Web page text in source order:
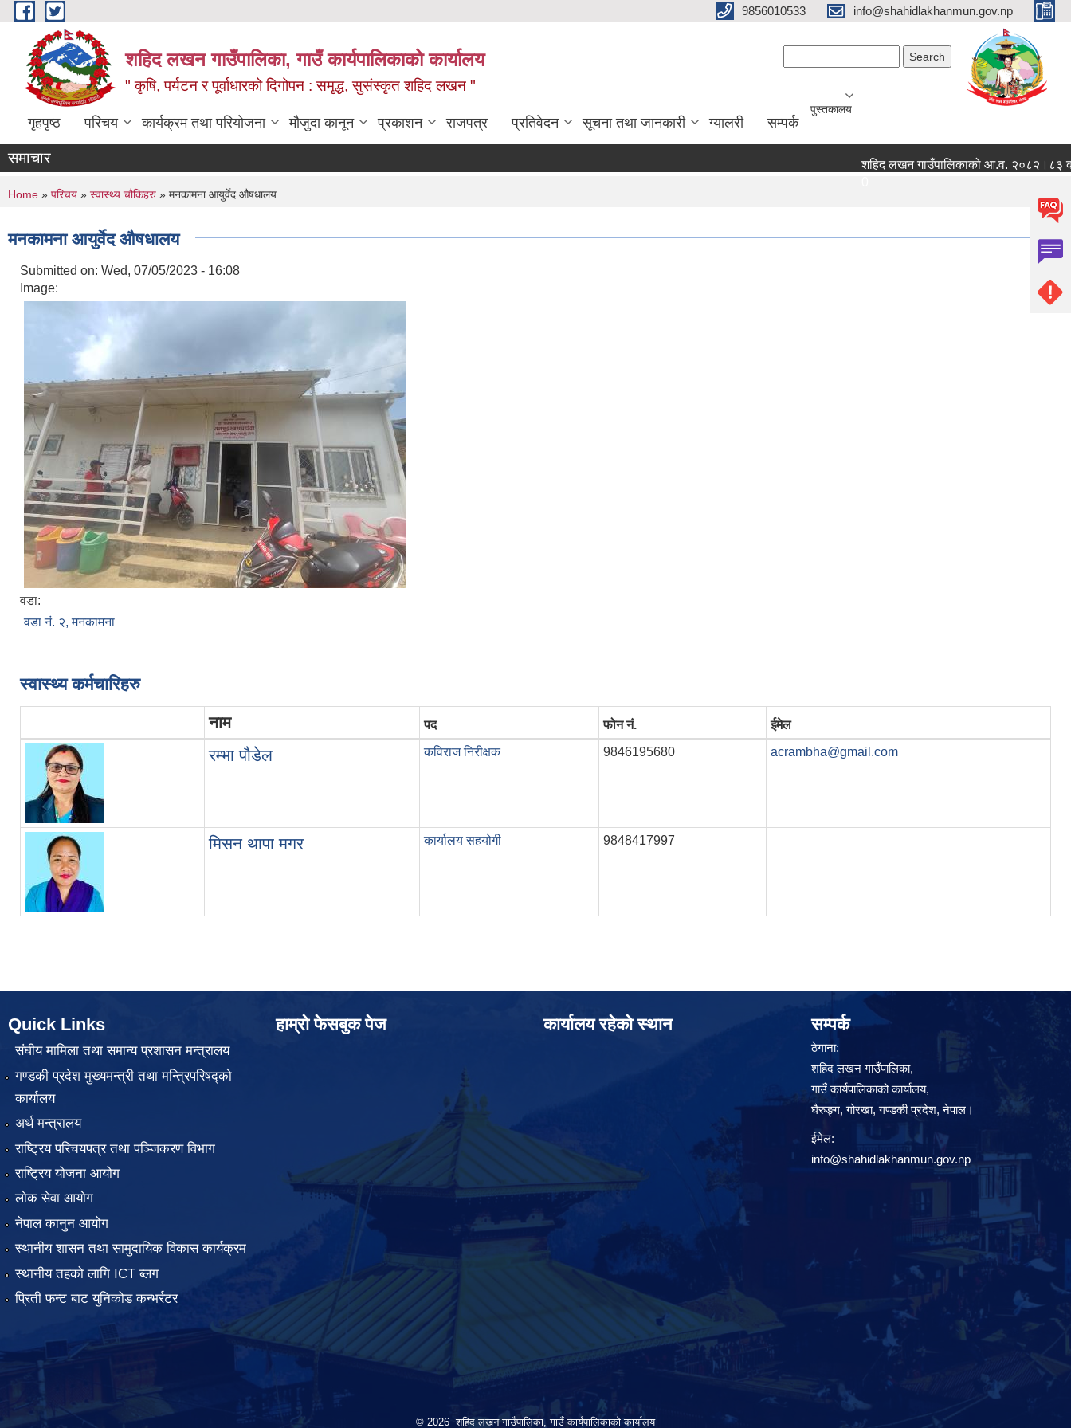
Skip to main content 9856010533 info@shahidlakhanmun.gov.np
शहिद लखन गाउँपालिका, गाउँ कार्यपालिकाको कार्यालय
" कृषि, पर्यटन र पूर्वाधारको दिगोपन : समृद्ध, सुसंस्कृत शहिद लखन "
गृहपृष्ठ परिचय कार्यक्रम तथा परियोजना मौजुदा कानून प्रकाशन राजपत्र प्रतिवेदन सूचना तथा जानकारी ग्यालरी सम्पर्क
पुस्तकालय
समाचार
शहिद लखन गाउँपालिकाको आ.व. २०८२।८३ को
You are here
Home » परिचय » स्वास्थ्य चौकिहरु » मनकामना आयुर्वेद औषधालय
मनकामना आयुर्वेद औषधालय
Submitted on: Wed, 07/05/2023 - 16:08
Image:
वडा:
वडा नं. २, मनकामना
स्वास्थ्य कर्मचारिहरु
नाम पद फोन नं. ईमेल
रम्भा पौडेल कविराज निरीक्षक 9846195680 acrambha@gmail.com
मिसन थापा मगर कार्यालय सहयोगी 9848417997
Quick Links
संघीय मामिला तथा समान्य प्रशासन मन्त्रालय
गण्डकी प्रदेश मुख्यमन्त्री तथा मन्त्रिपरिषद्को
कार्यालय
अर्थ मन्त्रालय
राष्ट्रिय परिचयपत्र तथा पञ्जिकरण विभाग
राष्ट्रिय योजना आयोग
लोक सेवा आयोग
नेपाल कानुन आयोग
स्थानीय शासन तथा सामुदायिक विकास कार्यक्रम
स्थानीय तहको लागि ICT ब्लग
प्रिती फन्ट बाट युनिकोड कन्भर्रटर
हाम्रो फेसबुक पेज कार्यालय रहेको स्थान सम्पर्क
ठेगाना:
शहिद लखन गाउँपालिका,
गाउँ कार्यपालिकाको कार्यालय,
घैरुङ्ग, गोरखा, गण्डकी प्रदेश, नेपाल।
ईमेल:
info@shahidlakhanmun.gov.np
© 2026 शहिद लखन गाउँपालिका, गाउँ कार्यपालिकाको कार्यालय